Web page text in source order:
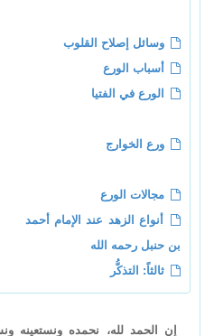
وسائل إصلاح القلوب
أسباب الورع
الورع في الفتيا
ورع الخوارج
مجالات الورع
أنواع الزهد عند الإمام أحمد
بن حنبل رحمه الله
ثالثاً: التذكُّر
إن الحمد لله، نحمده ونستعينه